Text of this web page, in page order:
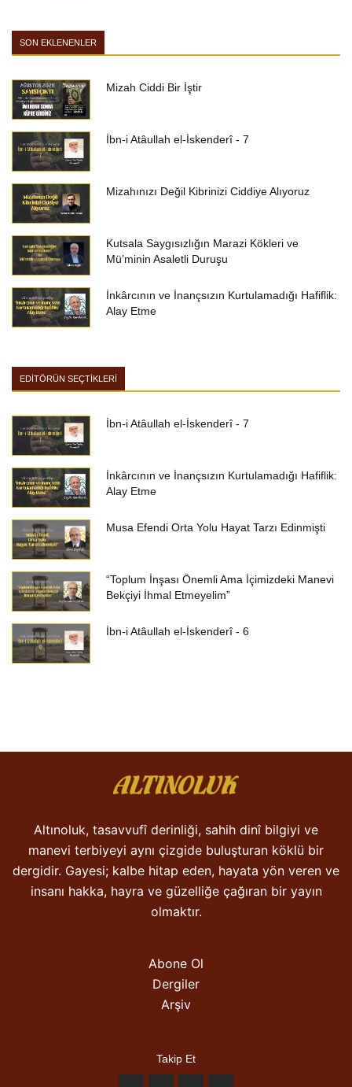
SON EKLENENLER
Mizah Ciddi Bir İştir
İbn-i Atâullah el-İskenderî - 7
Mizahınızı Değil Kibrinizi Ciddiye Alıyoruz
Kutsala Saygısızlığın Marazi Kökleri ve
Mü’minin Asaletli Duruşu
İnkârcının ve İnançsızın Kurtulamadığı Hafiflik:
Alay Etme
EDİTÖRÜN SEÇTİKLERİ
İbn-i Atâullah el-İskenderî - 7
İnkârcının ve İnançsızın Kurtulamadığı Hafiflik:
Alay Etme
Musa Efendi Orta Yolu Hayat Tarzı Edinmişti
“Toplum İnşası Önemli Ama İçimizdeki Manevi
Bekçiyi İhmal Etmeyelim”
İbn-i Atâullah el-İskenderî - 6
Altınoluk, tasavvufî derinliği, sahih dinî bilgiyi ve
manevi terbiyeyi aynı çizgide buluşturan köklü bir
dergidir. Gayesi; kalbe hitap eden, hayata yön veren ve
insanı hakka, hayra ve güzelliğe çağıran bir yayın
olmaktır.
Abone Ol
Dergiler
Arşiv
Takip Et